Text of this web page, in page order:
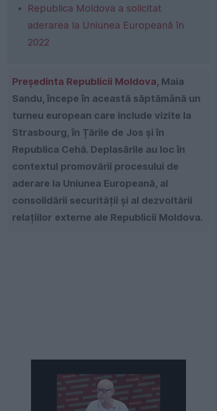
Republica Moldova a solicitat
aderarea la Uniunea Europeană în
2022
Președinta Republicii Moldova, Maia
Sandu, începe în această săptămână un
turneu european care include vizite la
Strasbourg, în Țările de Jos și în
Republica Cehă. Deplasările au loc în
contextul promovării procesului de
aderare la Uniunea Europeană, al
consolidării securității și al dezvoltării
relațiilor externe ale Republicii Moldova.